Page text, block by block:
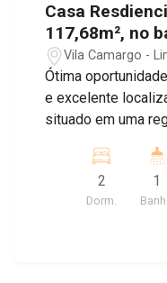
Casa
117,68m², no
Limeira/SP
Vila Camargo -
Ótima
e excelente
situado em uma
comércios,
diversos serviços essenciais.
com 2
2
Dorm.
1